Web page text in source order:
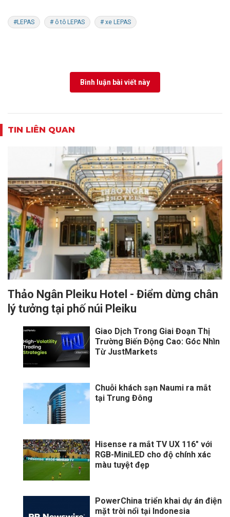
#LEPAS # ô tô LEPAS # xe LEPAS
Bình luận bài viết này
TIN LIÊN QUAN
Thảo Ngân Pleiku Hotel - Điểm dừng chân
lý tưởng tại phố núi Pleiku
Giao Dịch Trong Giai Đoạn Thị
Trường Biến Động Cao: Góc Nhìn
Từ JustMarkets
Chuỗi khách sạn Naumi ra mắt
tại Trung Đông
Hisense ra mắt TV UX 116" với
RGB-MiniLED cho độ chính xác
màu tuyệt đẹp
PowerChina triển khai dự án điện
mặt trời nổi tại Indonesia